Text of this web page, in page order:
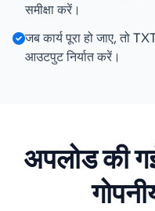
समीक्षा करें।
जब कार्य पूरा हो जाए, तो
आउटपुट निर्यात करें।
अपलोड की